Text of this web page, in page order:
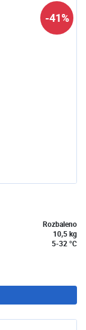
-41%
Rozbaleno
10,5 kg
5-32 °C